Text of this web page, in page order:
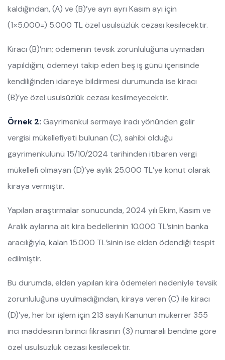
kaldığından, (A) ve (B)’ye ayrı ayrı Kasım ayı için
(1×5.000=) 5.000 TL özel usulsüzlük cezası kesilecektir.
Kiracı (B)’nin; ödemenin tevsik zorunluluğuna uymadan
yapıldığını, ödemeyi takip eden beş iş günü içerisinde
kendiliğinden idareye bildirmesi durumunda ise kiracı
(B)’ye özel usulsüzlük cezası kesilmeyecektir.
Örnek 2: Gayrimenkul sermaye iradı yönünden gelir
vergisi mükellefiyeti bulunan (C), sahibi olduğu
gayrimenkulünü 15/10/2024 tarihinden itibaren vergi
mükellefi olmayan (D)’ye aylık 25.000 TL’ye konut olarak
kiraya vermiştir.
Yapılan araştırmalar sonucunda, 2024 yılı Ekim, Kasım ve
Aralık aylarına ait kira bedellerinin 10.000 TL’sinin banka
aracılığıyla, kalan 15.000 TL’sinin ise elden ödendiği tespit
edilmiştir.
Bu durumda, elden yapılan kira ödemeleri nedeniyle tevsik
zorunluluğuna uyulmadığından, kiraya veren (C) ile kiracı
(D)’ye, her bir işlem için 213 sayılı Kanunun mükerrer 355
inci maddesinin birinci fıkrasının (3) numaralı bendine göre
özel usulsüzlük cezası kesilecektir.